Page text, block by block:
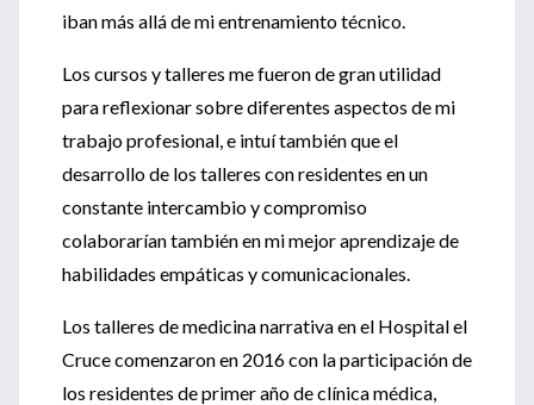
iban más allá de mi entrenamiento técnico.
Los cursos y talleres me fueron de gran utilidad
para reflexionar sobre diferentes aspectos de mi
trabajo profesional, e intuí también que el
desarrollo de los talleres con residentes en un
constante intercambio y compromiso
colaborarían también en mi mejor aprendizaje de
habilidades empáticas y comunicacionales.
Los talleres de medicina narrativa en el Hospital el
Cruce comenzaron en 2016 con la participación de
los residentes de primer año de clínica médica,